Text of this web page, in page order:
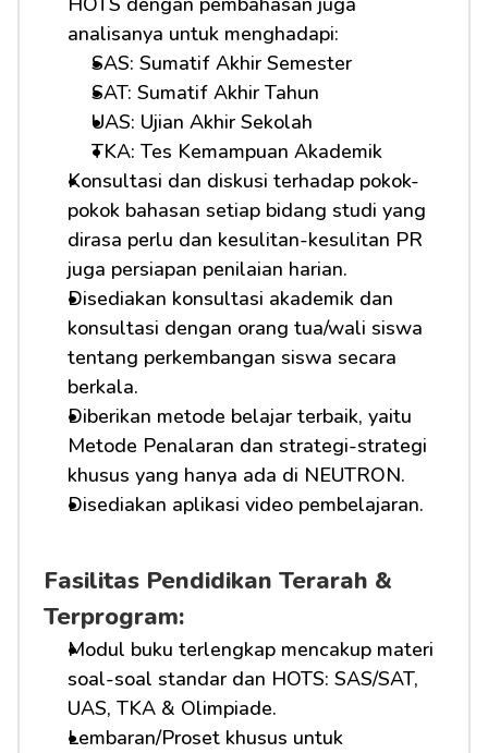
analisanya untuk menghadapi:
SAS: Sumatif Akhir Semester
SAT: Sumatif Akhir Tahun
UAS: Ujian Akhir Sekolah
TKA: Tes Kemampuan Akademik
Konsultasi dan diskusi terhadap pokok-
pokok bahasan setiap bidang studi yang
dirasa perlu dan kesulitan-kesulitan PR
juga persiapan penilaian harian.
Disediakan konsultasi akademik dan
konsultasi dengan orang tua/wali siswa
tentang perkembangan siswa secara
berkala.
Diberikan metode belajar terbaik, yaitu
Metode Penalaran dan strategi-strategi
khusus yang hanya ada di NEUTRON.
Disediakan aplikasi video pembelajaran.
Fasilitas Pendidikan Terarah &
Terprogram:
Modul buku terlengkap mencakup materi
soal-soal standar dan HOTS: SAS/SAT,
UAS, TKA & Olimpiade.
Lembaran/Proset khusus untuk